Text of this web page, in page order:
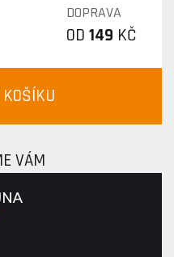
DOPRAVA
OD 149 KČ
VÁM